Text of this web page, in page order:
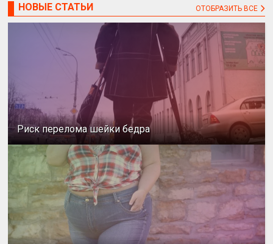
НОВЫЕ СТАТЬИ ОТОБРАЗИТЬ ВСЕ
Риск перелома шейки бедра